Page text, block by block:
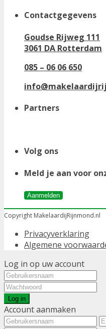
Contactgegevens
Goudse Rijweg 111
3061 DA Rotterdam
085 – 06 06 650
Partners
Volg ons
Meld je aan voor
Aanmelden
Copyright MakelaardijRijnmond.nl
Privacyverklaring
Algemene
Log in op uw account
Log in
Account aanmaken